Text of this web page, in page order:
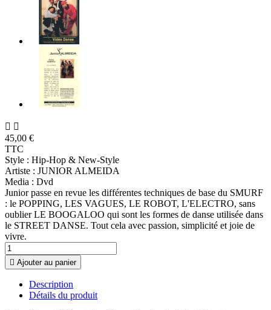
 
45,00 €
TTC
Style : Hip-Hop & New-Style
Artiste : JUNIOR ALMEIDA
Media : Dvd
Junior passe en revue les différentes techniques de base du SMURF
: le POPPING, LES VAGUES, LE ROBOT, L'ELECTRO, sans
oublier LE BOOGALOO qui sont les formes de danse utilisée dans
le STREET DANSE. Tout cela avec passion, simplicité et joie de
vivre.
 Ajouter au panier
Description
Détails du produit